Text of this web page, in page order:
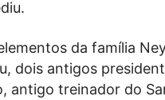
da família
dois antigos
antigo treinador do